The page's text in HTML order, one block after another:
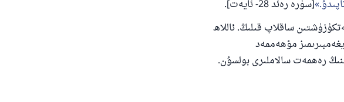
[سۈرە رەئد 28- ئايەت].
ساقلاپ قىلىڭ. ئاللاھ
مۇھەممەد
رەھمەت سالاملىرى بولسۇن.